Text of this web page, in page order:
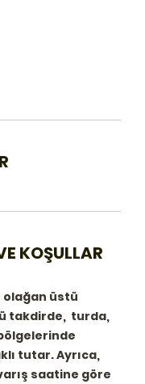
KOŞULLAR
olağan üstü
takdirde, turda,
tutar. Ayrıca,
saatine göre